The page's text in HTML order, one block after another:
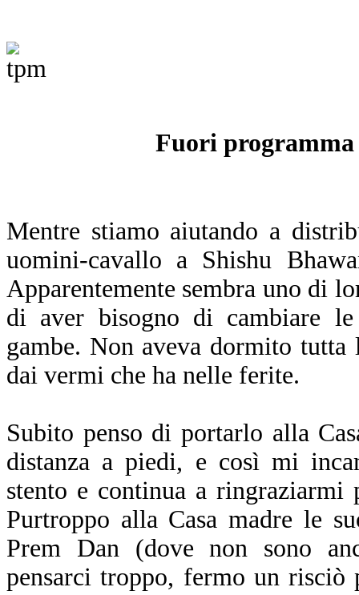
Fuori programma
Mentre stiamo aiutando a
uomini-cavallo a Shishu
Apparentemente sembra uno di
di aver bisogno di cambiare
gambe. Non aveva dormito
dai vermi che ha nelle ferite.
Subito penso di portarlo alla
distanza a piedi, e così mi
stento e continua a ringraziarmi
Purtroppo alla Casa madre le
Prem Dan (dove non sono
pensarci troppo, fermo un risciò